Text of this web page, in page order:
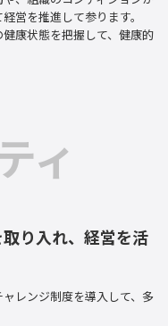
営を推進して参ります。
康状態を把握して、健康的
ィ
り入れ、経営を活
レンジ制度を導入して、多